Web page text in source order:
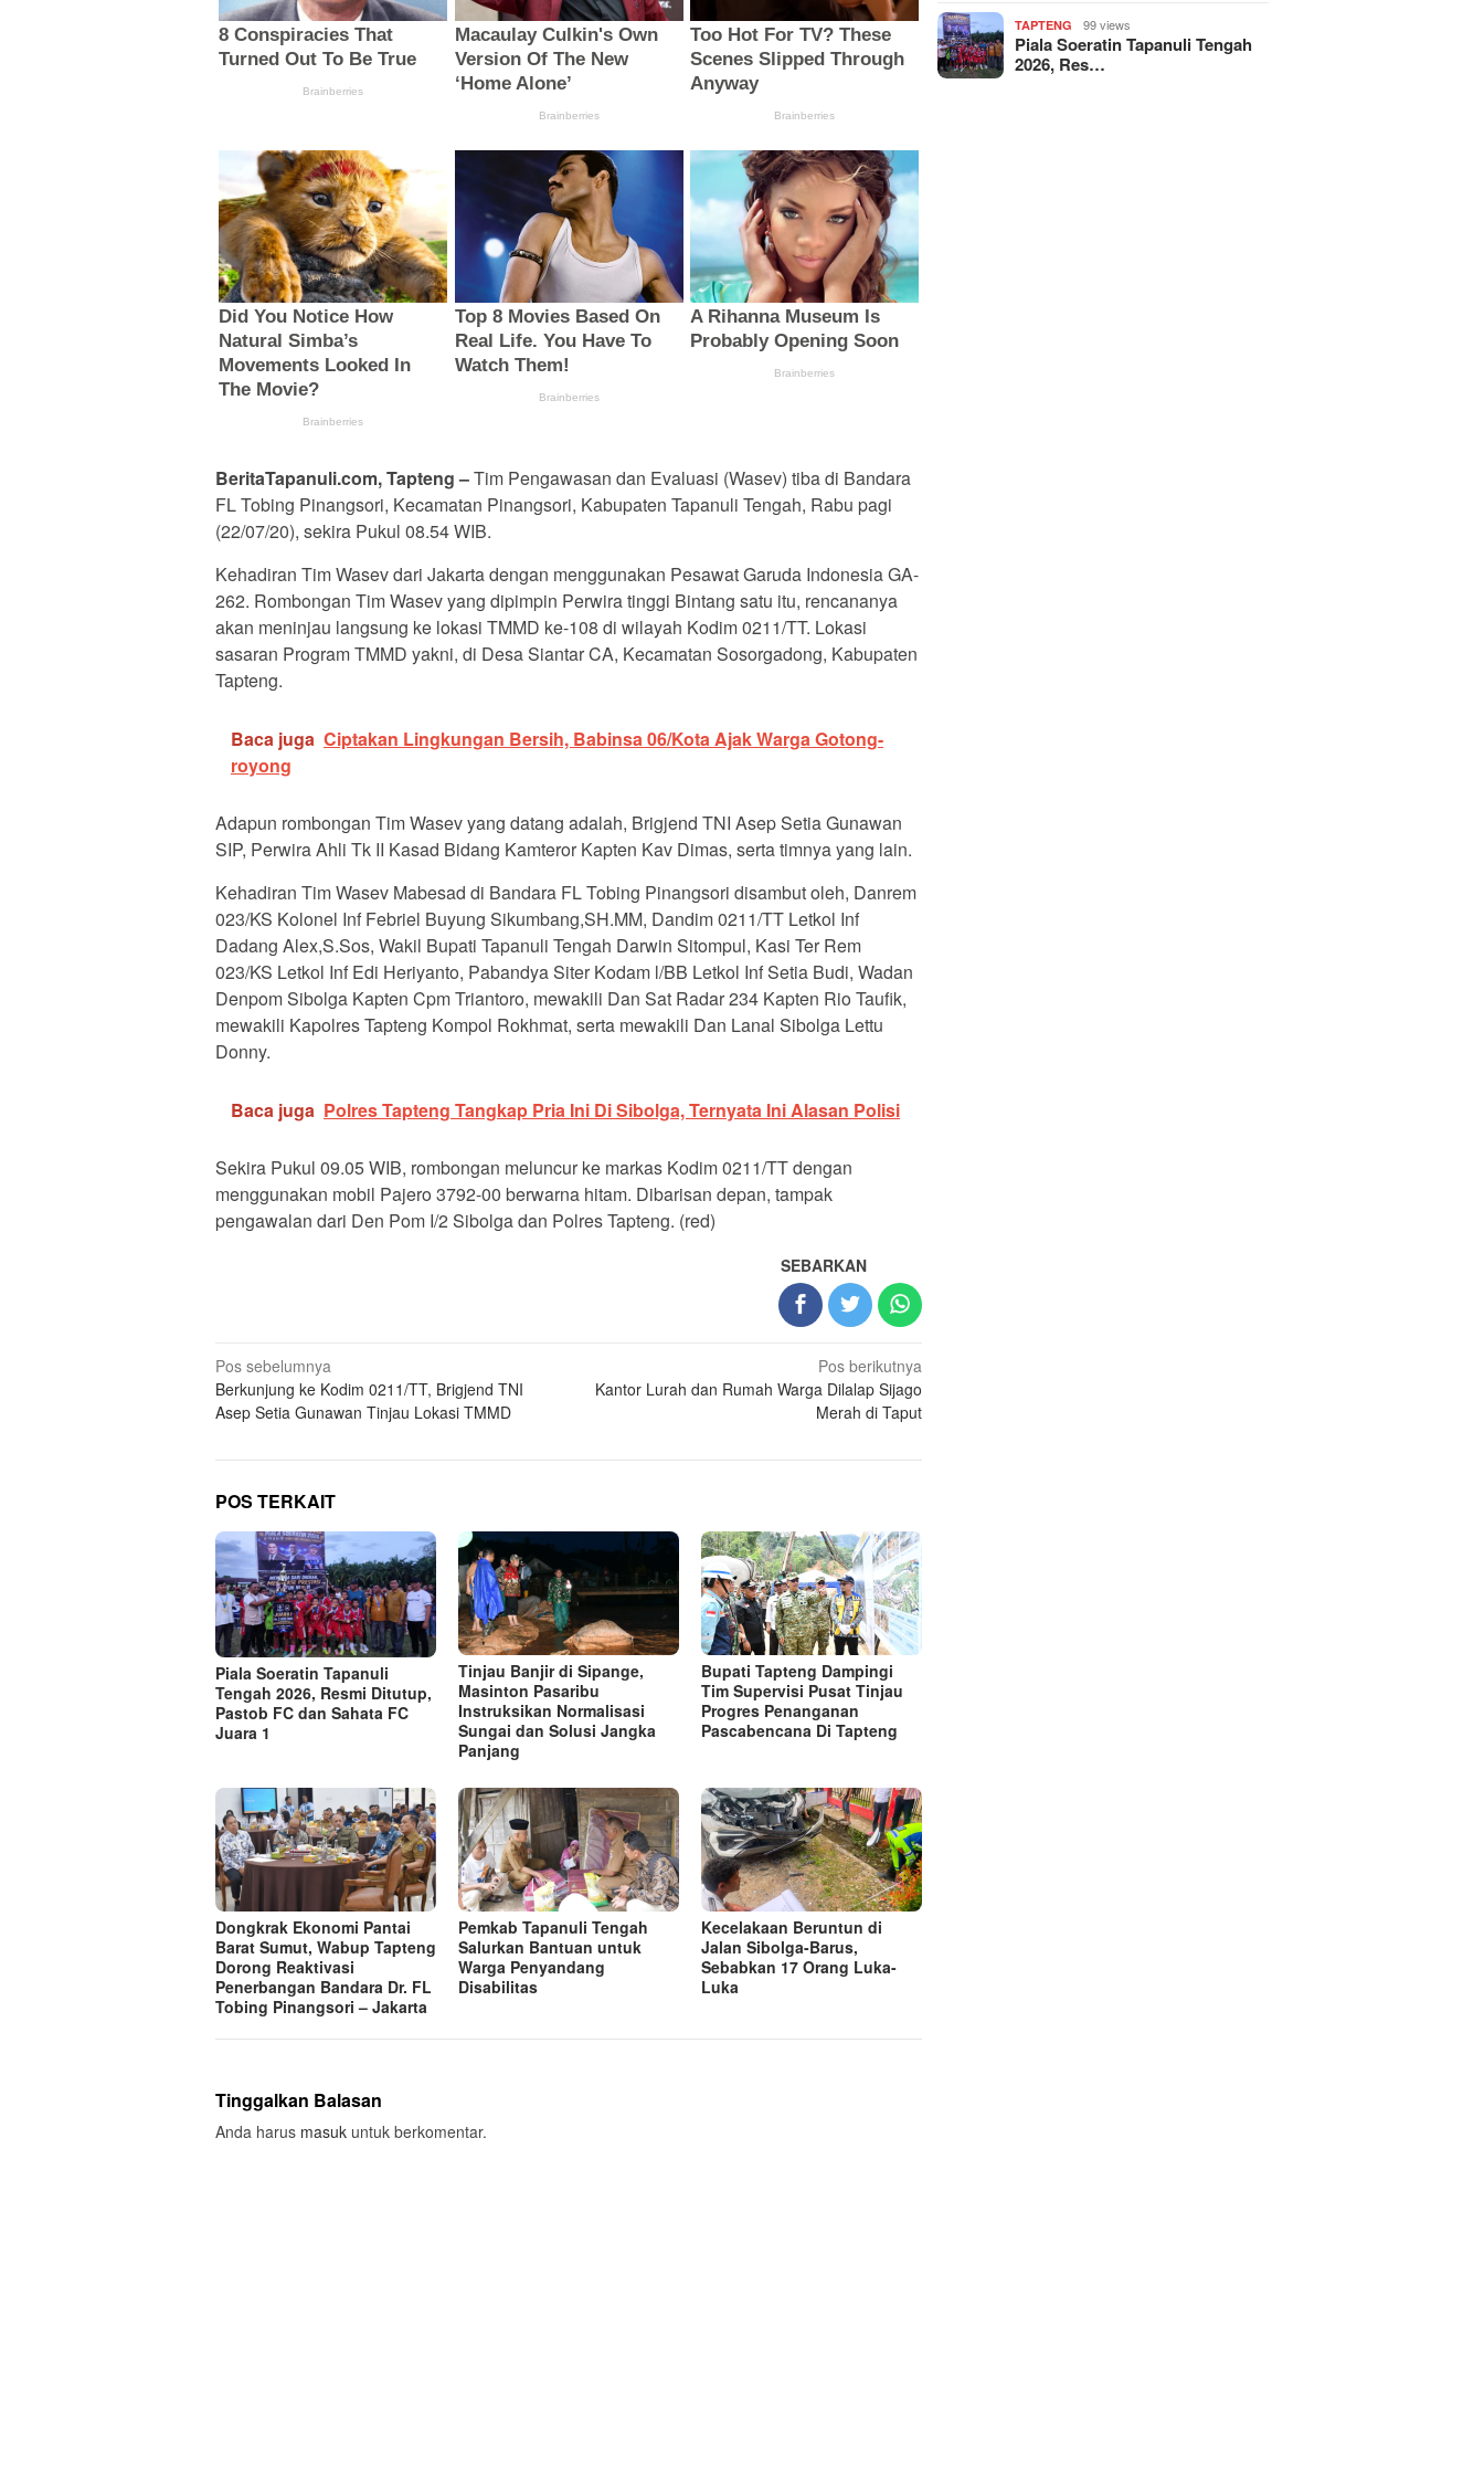
BeritaTapanuli.com, Tapteng –Tim Pengawasan dan Evaluasi (Wasev) tiba di Bandara
FL Tobing Pinangsori, Kecamatan Pinangsori, Kabupaten Tapanuli Tengah, Rabu pagi
(22/07/20), sekira Pukul 08.54 WIB.
Kehadiran Tim Wasev dari Jakarta dengan menggunakan Pesawat Garuda Indonesia GA-
262. Rombongan Tim Wasev yang dipimpin Perwira tinggi Bintang satu itu, rencananya
akan meninjau langsung ke lokasi TMMD ke-108 di wilayah Kodim 0211/TT. Lokasi
sasaran Program TMMD yakni, di Desa Siantar CA, Kecamatan Sosorgadong, Kabupaten
Tapteng.
Baca juga Ciptakan Lingkungan Bersih, Babinsa 06/Kota Ajak Warga Gotong-
royong
Adapun rombongan Tim Wasev yang datang adalah, Brigjend TNI Asep Setia Gunawan
SIP, Perwira Ahli Tk II Kasad Bidang Kamteror Kapten Kav Dimas, serta timnya yang lain.
Kehadiran Tim Wasev Mabesad di Bandara FL Tobing Pinangsori disambut oleh, Danrem
023/KS Kolonel Inf Febriel Buyung Sikumbang,SH.MM, Dandim 0211/TT Letkol Inf
Dadang Alex,S.Sos, Wakil Bupati Tapanuli Tengah Darwin Sitompul, Kasi Ter Rem
023/KS Letkol Inf Edi Heriyanto, Pabandya Siter Kodam l/BB Letkol Inf Setia Budi, Wadan
Denpom Sibolga Kapten Cpm Triantoro, mewakili Dan Sat Radar 234 Kapten Rio Taufik,
mewakili Kapolres Tapteng Kompol Rokhmat, serta mewakili Dan Lanal Sibolga Lettu
Donny.
Baca juga Polres Tapteng Tangkap Pria Ini Di Sibolga, Ternyata Ini Alasan Polisi
Sekira Pukul 09.05 WIB, rombongan meluncur ke markas Kodim 0211/TT dengan
menggunakan mobil Pajero 3792-00 berwarna hitam. Dibarisan depan, tampak
pengawalan dari Den Pom I/2 Sibolga dan Polres Tapteng. (red)
SEBARKAN
Navigasi
pos
Pos sebelumnya
Berkunjung ke Kodim 0211/TT, Brigjend TNI
Asep Setia Gunawan Tinjau Lokasi TMMD
Pos berikutnya
Kantor Lurah dan Rumah Warga Dilalap Sijago
Merah di Taput
POS TERKAIT
Piala Soeratin Tapanuli
Tengah 2026, Resmi Ditutup,
Pastob FC dan Sahata FC
Juara 1
Tinjau Banjir di Sipange,
Masinton Pasaribu
Instruksikan Normalisasi
Sungai dan Solusi Jangka
Panjang
Bupati Tapteng Dampingi
Tim Supervisi Pusat Tinjau
Progres Penanganan
Pascabencana Di Tapteng
Dongkrak Ekonomi Pantai
Barat Sumut, Wabup Tapteng
Dorong Reaktivasi
Penerbangan Bandara Dr. FL
Tobing Pinangsori – Jakarta
Pemkab Tapanuli Tengah
Salurkan Bantuan untuk
Warga Penyandang
Disabilitas
Kecelakaan Beruntun di
Jalan Sibolga-Barus,
Sebabkan 17 Orang Luka-
Luka
Tinggalkan Balasan
Anda harus masuk untuk berkomentar.
TAPTENG 99 views
Piala Soeratin Tapanuli Tengah
2026, Res…